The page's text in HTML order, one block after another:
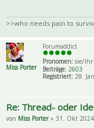
>>who needs pain to
Miss Porter
Forumaddict
Pronomen: sie/ihr
Beiträge: 2603
Registriert: 28.
Re: Thread- oder
von Miss Porter» 31. Okt